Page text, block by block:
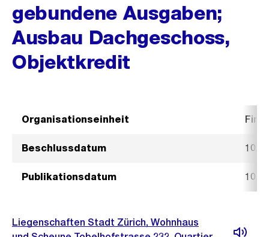
gebundene Ausgaben;
Ausbau Dachgeschoss,
Objektkredit
Organisationseinheit
Beschlussdatum 10.
Publikationsdatum 10.
Liegenschaften Stadt Zürich, Wohnhaus